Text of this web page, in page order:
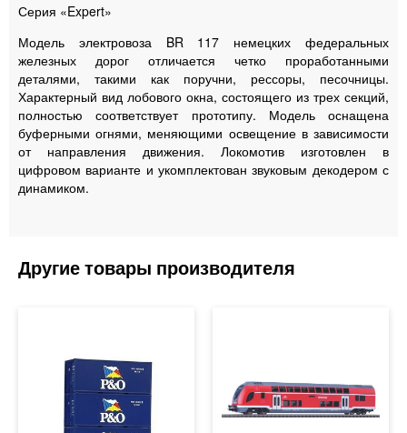
Серия «Expert»
Модель электровоза BR 117 немецких федеральных
железных дорог отличается четко проработанными
деталями, такими как поручни, рессоры, песочницы.
Характерный вид лобового окна, состоящего из трех секций,
полностью соответствует прототипу. Модель оснащена
буферными огнями, меняющими освещение в зависимости
от направления движения. Локомотив изготовлен в
цифровом варианте и укомплектован звуковым декодером с
динамиком.